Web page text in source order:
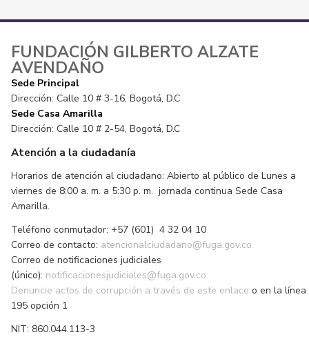
FUNDACIÓN GILBERTO ALZATE
AVENDAÑO
Sede Principal
Dirección: Calle 10 # 3-16, Bogotá, D.C
Sede Casa Amarilla
Dirección: Calle 10 # 2-54, Bogotá, D.C
Atención a la ciudadanía
Horarios de atención al ciudadano: Abierto al público de Lunes a
viernes de 8:00 a. m. a 5:30 p. m. jornada continua Sede Casa
Amarilla.
Teléfono conmutador: +57 (601) 4 32 04 10
Correo de contacto: atencionalciudadano@fuga.gov.co
Correo de notificaciones judiciales
(único): notificacionesjudiciales@fuga.gov.co
Denuncie actos de corrupción a través de este enlace o en la línea
195 opción 1
NIT: 860.044.113-3